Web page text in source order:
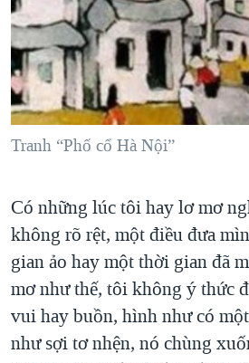
"Tìm"NGƯỜI VIỆT HẢI NGOẠI
ĐỜI SỐNG
KINH TẾ
KHOA HỌC
SỨC KHOẺ
THỂ THAO
GIÁO DỤC
HÀNH TRÌNH BẦU CỬ 2024
MỘT NĂM CHIẾN TRANH TẠI DẢI
GIẢI MÃ VÀNH ĐAI & CON ĐƯỜNG
GROUND ZERO – XƯA VÀ NAY
CHI PHÍ CHIẾN TRANH
CÁC GIÁ TRỊ CỘNG HÒA Ở VIỆT
THƯỢNG ĐỈNH TRUMP-KIM TẠI
TRỊNH VĨNH BÌNH VS. CHÍNH PHỦ
VIDEO
NGHE
MẠNG XÃ HỘI
Tranh “Phố cổ Hà Nội”
Có những lúc tôi hay lơ mơ
không rõ rệt, một điều đưa
gian ảo hay một thời gian đã
mơ như thế, tôi không ý thức
vui hay buồn, hình như có
như sợi tơ nhện, nó chùng